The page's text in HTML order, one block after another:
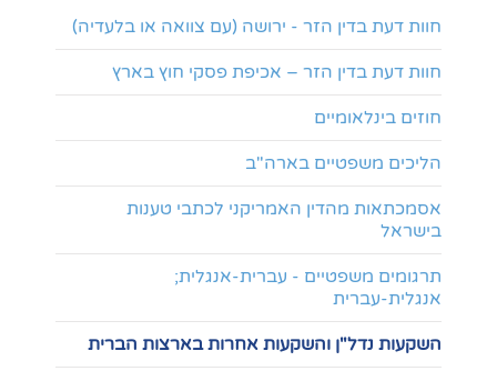
חוות דעת בדין הזר - ירושה (עם צוואה או בלעדיה)
חוות דעת בדין הזר – אכיפת פסקי חוץ בארץ
חוזים בינלאומיים
הליכים משפטיים בארה"ב
אסמכתאות מהדין האמריקני לכתבי טענות
בישראל
תרגומים משפטיים - עברית-אנגלית;
אנגלית-עברית
השקעות נדל"ן והשקעות אחרות בארצות הברית